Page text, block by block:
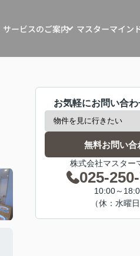
サービスのご案内
ョン・土地・収益物件売買
ンド自社物件
ン・リフォーム
ンサルティング
マスターマイン
マスターマイン
お客様の声
お知らせ
会社概要
スタッフ紹介
スタッフブログ
お気軽にお問い合
無料お問い合
株式会社マスター
025-
10:00～
（休：水曜日